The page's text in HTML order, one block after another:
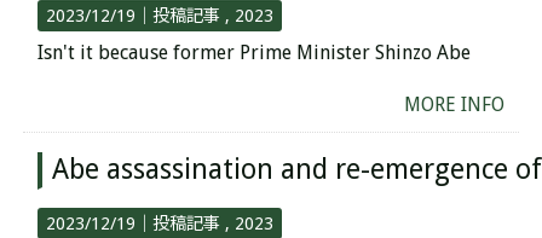
2023/12/19｜投稿記事 2023
Isn't it because former Prime Minister Shinzo Abe
MORE INFO
Abe assassination and re-emergence
2023/12/19｜投稿記事 2023